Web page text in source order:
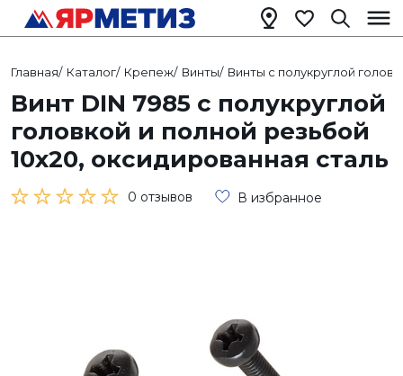
Главная/ Каталог/ Крепеж/ Винты/ Винты с полукруглой
Винт DIN 7985 с полукруглой
головкой и полной резьбой
10х20, оксидированная сталь
0 отзывов В избранное